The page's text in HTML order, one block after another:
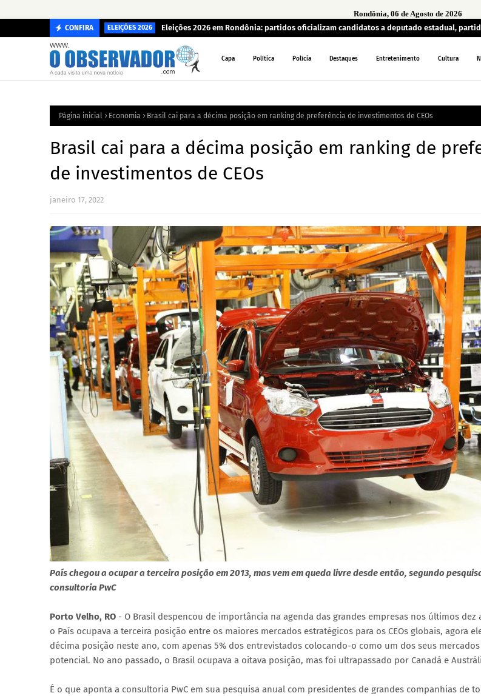
Rondônia, 06 de Agosto de 2026
CONFIRA ELEIÇÕES 2026 Eleições 2026 em Rondônia: partidos oficializam candidatos a deputado estadual,
Capa Política Polícia Destaques Entretenimento Cultura
Página inicial Economia Brasil cai para a décima posição em ranking de preferência de investimentos de CEOs
Brasil cai para a décima posição em ranking de
de investimentos de CEOs
janeiro 17, 2022
País chegou a ocupar a terceira posição em 2013, mas vem em queda livre desde então, segundo
consultoria PwC
Porto Velho, RO - O Brasil despencou de importância na agenda das grandes empresas nos últimos dez
o País ocupava a terceira posição entre os maiores mercados estratégicos para os CEOs globais, agora
décima posição neste ano, com apenas 5% dos entrevistados colocando-o como um dos seus
potencial. No ano passado, o Brasil ocupava a oitava posição, mas foi ultrapassado por Canadá e
É o que aponta a consultoria PwC em sua pesquisa anual com presidentes de grandes companhias de